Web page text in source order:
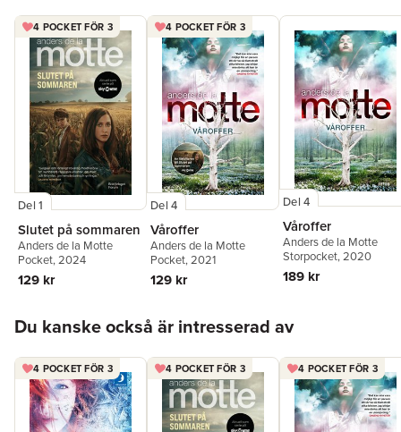
4 POCKET FÖR 3
Del 1
Slutet på sommaren
Anders de la Motte
Pocket, 2024
129 kr
4 POCKET FÖR 3
Del 4
Våroffer
Anders de la Motte
Pocket, 2021
129 kr
Del 4
Våroffer
Anders de la Motte
Storpocket, 2020
189 kr
Du kanske också är intresserad av
4 POCKET FÖR 3 4 POCKET FÖR 3 4 POCKET FÖR 3